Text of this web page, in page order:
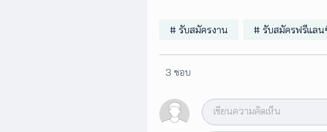
# รับสมัครงาน # รับสมัครฟรีแลน
3 ชอบ